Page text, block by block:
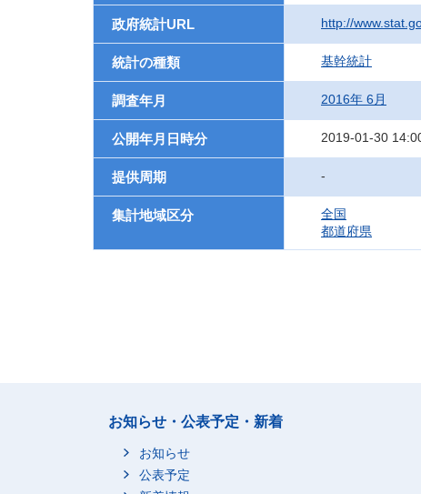
政府統計URL http://
統計の種類 基幹統計
調査年月 2016年 6月
公開年月日時分 2019-01-30
提供周期 -
集計地域区分
全国
都道府県
お知らせ・公表予定・新着
お知らせ
公表予定